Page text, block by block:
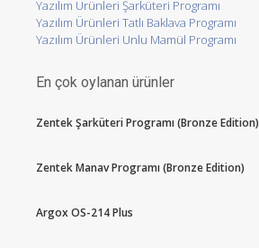
Yazılım Ürünleri Şarküteri Programı
Yazılım Ürünleri Tatlı Baklava Programı
Yazılım Ürünleri Unlu Mamül Programı
En çok oylanan ürünler
Zentek Şarküteri Programı (Bronze Edition)
Zentek Manav Programı (Bronze Edition)
Argox OS-214 Plus